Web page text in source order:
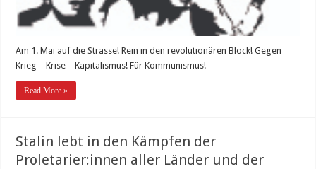
Am 1. Mai auf die Strasse! Rein in den revolutionären Block! Gegen
Krieg – Krise – Kapitalismus! Für Kommunismus!
Read More »
Stalin lebt in den Kämpfen der
Proletarier:innen aller Länder und der